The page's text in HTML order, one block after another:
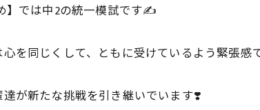
】では中2の統一模試です✍️
を同じくして、ともに受けているよう緊張感
が新たな挑戦を引き継いでいます❣️